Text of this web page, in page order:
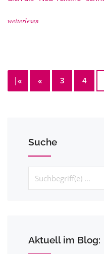
weiterlesen
|« « 3 4
Suche
Aktuell im Blog: